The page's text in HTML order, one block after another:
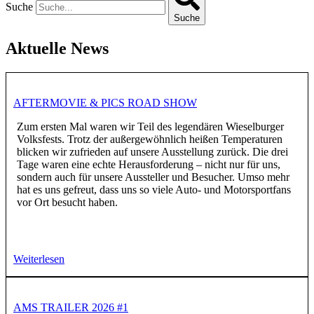
Suche
Suche
Aktuelle News
AFTERMOVIE & PICS ROAD SHOW
Zum ersten Mal waren wir Teil des legendären Wieselburger
Volksfests. Trotz der außergewöhnlich heißen Temperaturen
blicken wir zufrieden auf unsere Ausstellung zurück. Die drei
Tage waren eine echte Herausforderung – nicht nur für uns,
sondern auch für unsere Aussteller und Besucher. Umso mehr
hat es uns gefreut, dass uns so viele Auto- und Motorsportfans
vor Ort besucht haben.
Weiterlesen
AMS TRAILER 2026 #1